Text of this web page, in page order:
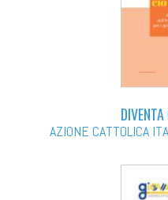
AZIONE CATTOLICA